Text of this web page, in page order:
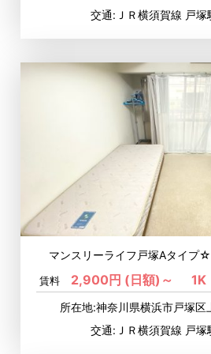
交通:ＪＲ横須賀線 戸
マンスリーライフ戸塚Aタイプ
賃料 2,900円 (日額)～ 1K
所在地:神奈川県横浜市戸塚
交通:ＪＲ横須賀線 戸